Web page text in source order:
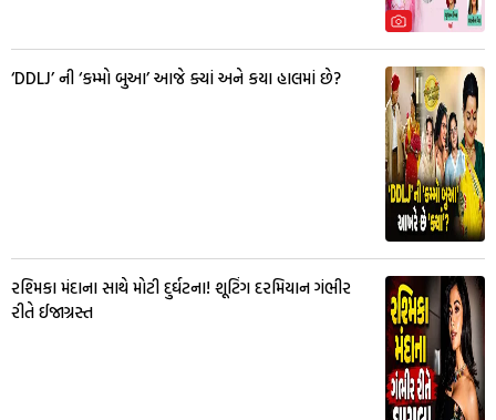
‘DDLJ’ ની ‘કમ્મો બુઆ’ આજે ક્યાં અને કયા હાલમાં છે?
રશ્મિકા મંદાના સાથે મોટી દુર્ઘટના! શૂટિંગ દરમિયાન ગંભીર
રીતે ઈજાગ્રસ્ત